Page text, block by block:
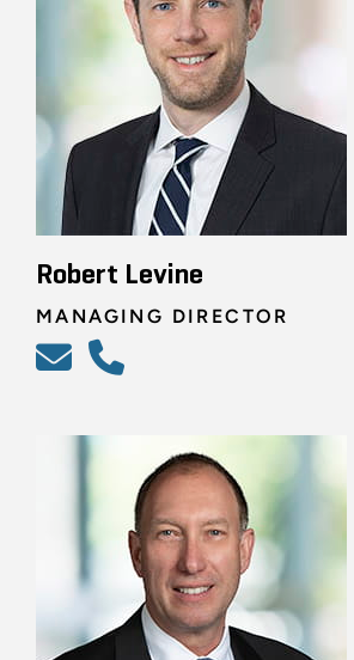
Robert Levine
MANAGING DIRECTOR